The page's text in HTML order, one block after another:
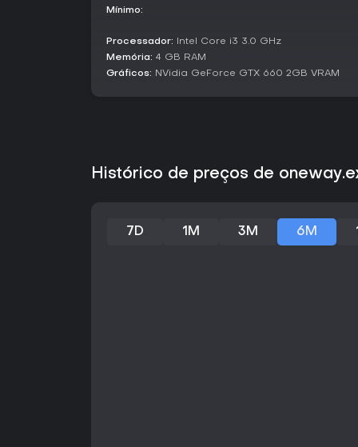
Mínimo:
Processador: Intel Core i3 3.0 GHz
Memória: 4 GB RAM
Gráficos: NVidia GeForce GTX 660 2GB VRAM
Histórico de preços de
7D 1M 3M 6M